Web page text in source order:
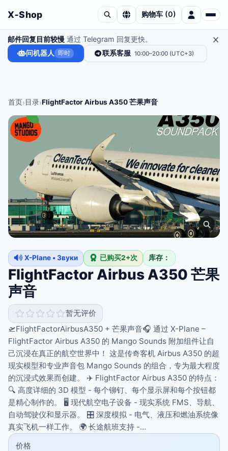
X‑Shop 购物车 (0)
邮件回复目前较慢 通过 Telegram 回复更快。
问机器人 即时 联系客服 10:00–20:00 (UTC+3)
首页›目录›FlightFactor Airbus A350 芒果声音
X-Plane • Звуки 已购买2+次 库存：
FlightFactor Airbus A350 芒果
声音
暂无评价
🛫FlightFactorAirbusA350 + 芒果声音🎧 通过 X-Plane –
FlightFactor Airbus A350 的 Mango Sounds 附加组件让自
己沉浸在真正的航空世界中！ 这是传奇客机 Airbus A350 的超
现实模型和专业声音包 Mango Sounds 的组合，专为最大程度
的沉浸式效果而创建。 ✈️ FlightFactor Airbus A350 的特点：
🔍 高度详细的 3D 模型 - 每个铆钉、每个显示屏和每个按钮都
是精心制作的。 🖥️ 现代航空电子设备 - 现实系统 FMS、导航、
自动驾驶仪和显示器。 🎛️ 深度模拟 - 电气、液压和燃油系统像
真实飞机一样工作。 🌍 长途航班支持 -…
价格